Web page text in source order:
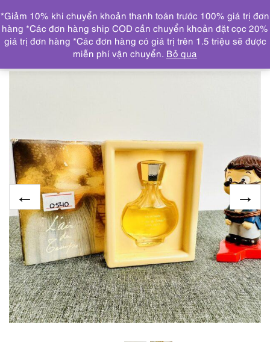
DANH MỤC
Trang chủ NƯỚC HOA CHAI NHỎ/MINI(≤ 15ml)
0540-
Nước hoa-Nina Ricci L’air du temps 6ml-Chưa sử dụng
*Giảm 10% khi chuyển khoản thanh toán trước 100% giá trị đơn
hàng *Các đơn hàng ship COD cần chuyển khoản đặt cọc 20%
giá trị đơn hàng *Các đơn hàng có giá trị trên 1.5 triệu sẽ được
miễn phí vận chuyển. Bỏ qua